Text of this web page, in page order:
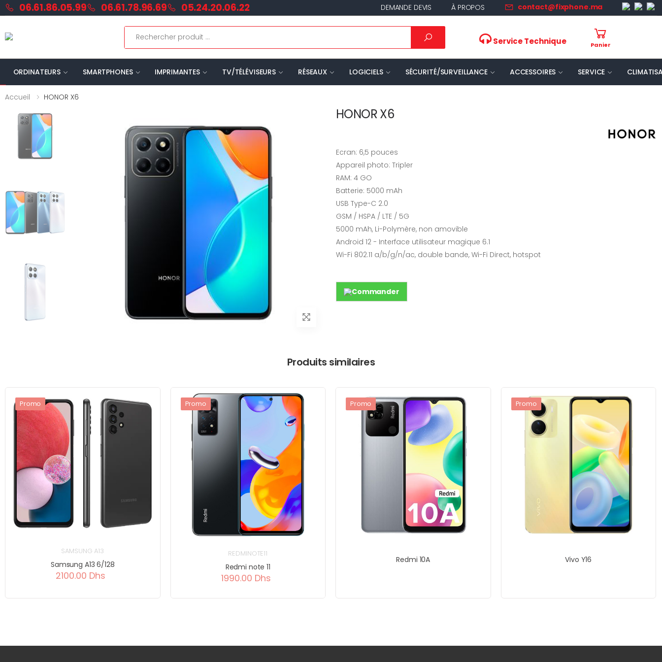
06.61.86.05.99 06.61.78.96.69 05.24.20.06.22 DEMANDE DEVIS À PROPOS contact@fixphone.ma
Service Technique Panier
ORDINATEURS SMARTPHONES IMPRIMANTES TV/TÉLÉVISEURS RÉSEAUX LOGICIELS SÉCURITÉ/SURVEILLANCE ACCESSOIRES SERVICE
Accueil HONOR X6
HONOR X6
Ecran: 6,5 pouces
Appareil photo: Tripler
RAM: 4 GO
Batterie: 5000 mAh
USB Type-C 2.0
GSM / HSPA / LTE / 5G
5000 mAh, Li-Polymère, non amovible
Android 12 - Interface utilisateur magique 6.1
Wi-Fi 802.11 a/b/g/n/ac, double bande, Wi-Fi Direct, hotspot
Commander
Produits similaires
Promo
SAMSUNG A13
Samsung A13 6/128
2100.00 Dhs
Promo
REDMINOTE11
Redmi note 11
1990.00 Dhs
Promo
Redmi 10A
Promo
Vivo Y16